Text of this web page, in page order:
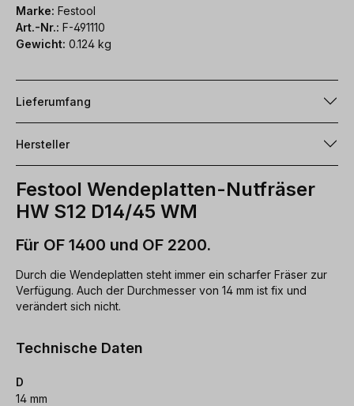
Marke: Festool
Art.-Nr.: F-491110
Gewicht: 0.124 kg
Lieferumfang
Hersteller
Festool Wendeplatten-Nutfräser
HW S12 D14/45 WM
Für OF 1400 und OF 2200.
Durch die Wendeplatten steht immer ein scharfer Fräser zur
Verfügung. Auch der Durchmesser von 14 mm ist fix und
verändert sich nicht.
Technische Daten
D
14 mm